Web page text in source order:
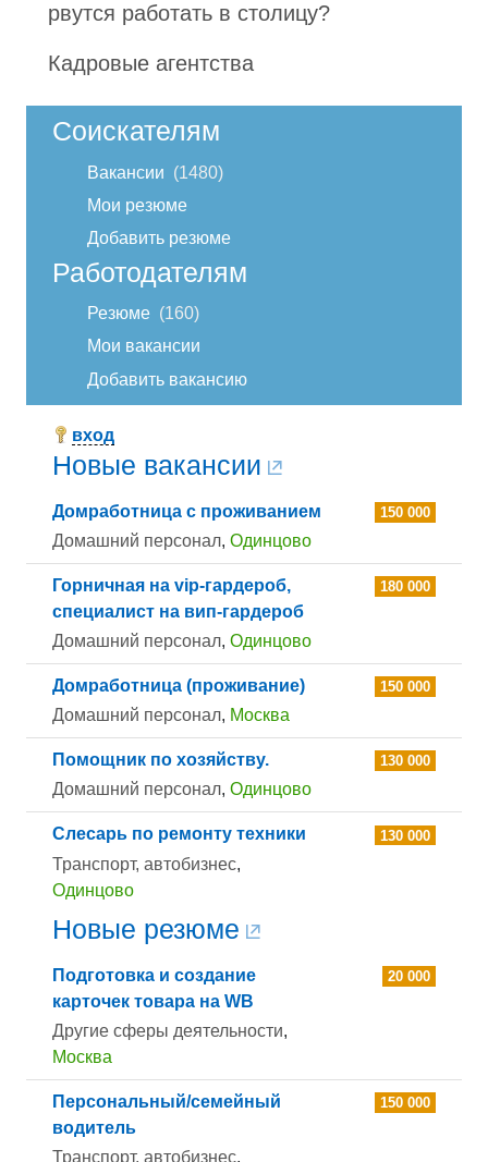
рвутся работать в столицу?
Кадровые агентства
Соискателям
Вакансии
1480
Мои резюме
Добавить резюме
Работодателям
Резюме
160
Мои вакансии
Добавить вакансию
вход
Новые вакансии
Домработница с проживанием
Домашний персонал, Одинцово
150 000
Горничная на vip-гардероб,
специалист на вип-гардероб
Домашний персонал, Одинцово
180 000
Домработница (проживание)
Домашний персонал, Москва
150 000
Помощник по хозяйству.
Домашний персонал, Одинцово
130 000
Слесарь по ремонту техники
Транспорт, автобизнес,
Одинцово
130 000
Новые резюме
Подготовка и создание
карточек товара на WB
Другие сферы деятельности,
Москва
20 000
Персональный/семейный
водитель
Транспорт, автобизнес,
150 000